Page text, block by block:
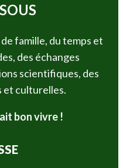
famille, du temps et
des échanges
scientifiques, des
et culturelles.
bon vivre !